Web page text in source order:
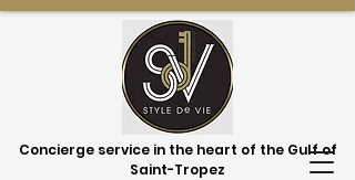
Concierge service in the heart of the Gulf of
Saint-Tropez